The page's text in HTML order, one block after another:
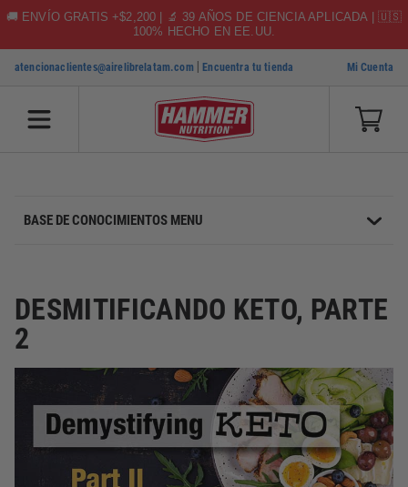
🚚 ENVÍO GRATIS +$2,200 | 🔬 39 AÑOS DE CIENCIA APLICADA | 🇺🇸
100% HECHO EN EE.UU.
SKIP TO CONTENT
atencionaclientes@airelibrelatam.com |Encuentra tu tienda Mi Cuenta
BASE DE CONOCIMIENTOS MENU
DESMITIFICANDO KETO, PARTE
2